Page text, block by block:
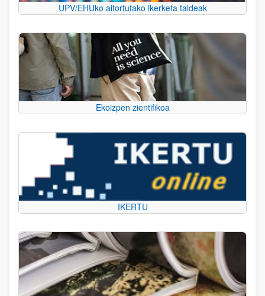
UPV/EHUko aitortutako ikerketa taldeak
Ekoizpen zientifikoa
IKERTU